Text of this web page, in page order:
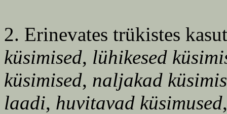
2. Erinevates trükistes
küsimised, lühikesed
küsimised, naljakad
laadi, huvitavad küsimused,